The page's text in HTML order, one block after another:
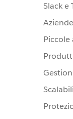
Slack e
Aziende
Piccole